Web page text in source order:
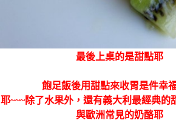
最後上桌的是甜點耶
飽足飯後用甜點來收胃是件幸
耶~~~除了水果外，還有義大利最經典的
與歐洲常見的奶酪耶